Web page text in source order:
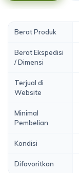
Berat Produk
Berat Ekspedisi
/ Dimensi
Terjual di
Website
Minimal
Pembelian
Kondisi
Difavoritkan